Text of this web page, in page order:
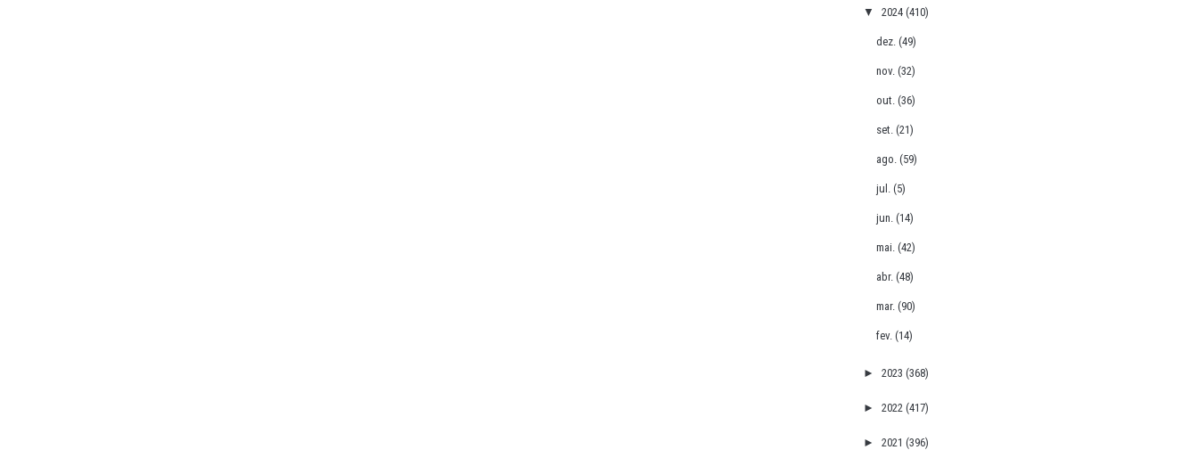
▼ 2024 (410)
dez.(49)
nov.(32)
out.(36)
set.(21)
ago.(59)
jul.(5)
jun.(14)
mai.(42)
abr.(48)
mar.(90)
fev.(14)
► 2023 (368)
► 2022 (417)
► 2021 (396)